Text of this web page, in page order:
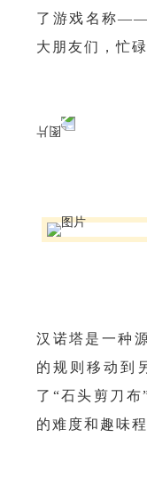
了游戏名称——
大朋友们，忙
汉诺塔是一种
的规则移动到
了“石头剪刀
的难度和趣味